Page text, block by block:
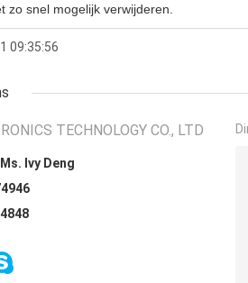
zo snel mogelijk verwijderen.
09:35:56
TECHNOLOGY CO., LTD
Ms. Ivy Deng